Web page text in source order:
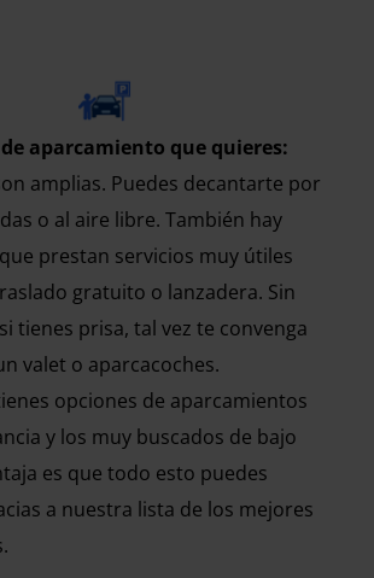
aparcamiento que quieres:
amplias. Puedes decantarte por
o al aire libre. También hay
prestan servicios muy útiles
gratuito o lanzadera. Sin
tienes prisa, tal vez te convenga
valet o aparcacoches.
opciones de aparcamientos
y los muy buscados de bajo
es que todo esto puedes
a nuestra lista de los mejores